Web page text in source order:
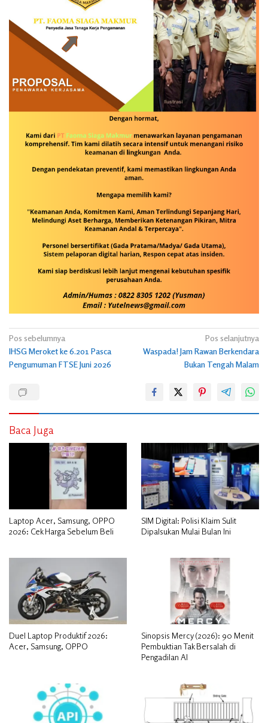
Navigasi
pos
Pos sebelumnya
IHSG Meroket ke 6.201 Pasca
Pengumuman FTSE Juni 2026
Pos selanjutnya
Waspada! Jam Rawan Berkendara
Bukan Tengah Malam
Baca Juga
Laptop Acer, Samsung, OPPO
2026: Cek Harga Sebelum Beli
SIM Digital: Polisi Klaim Sulit
Dipalsukan Mulai Bulan Ini
Duel Laptop Produktif 2026:
Acer, Samsung, OPPO
Sinopsis Mercy (2026): 90 Menit
Pembuktian Tak Bersalah di
Pengadilan AI